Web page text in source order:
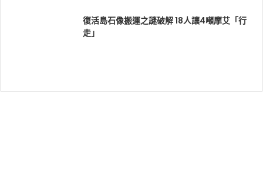
復活島石像搬運之謎破解 18人讓4噸摩艾「行
走」